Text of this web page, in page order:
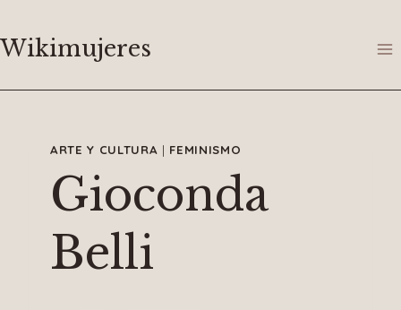
al
Wikimujeres
ARTE Y CULTURA | FEMINISMO
Gioconda
Belli